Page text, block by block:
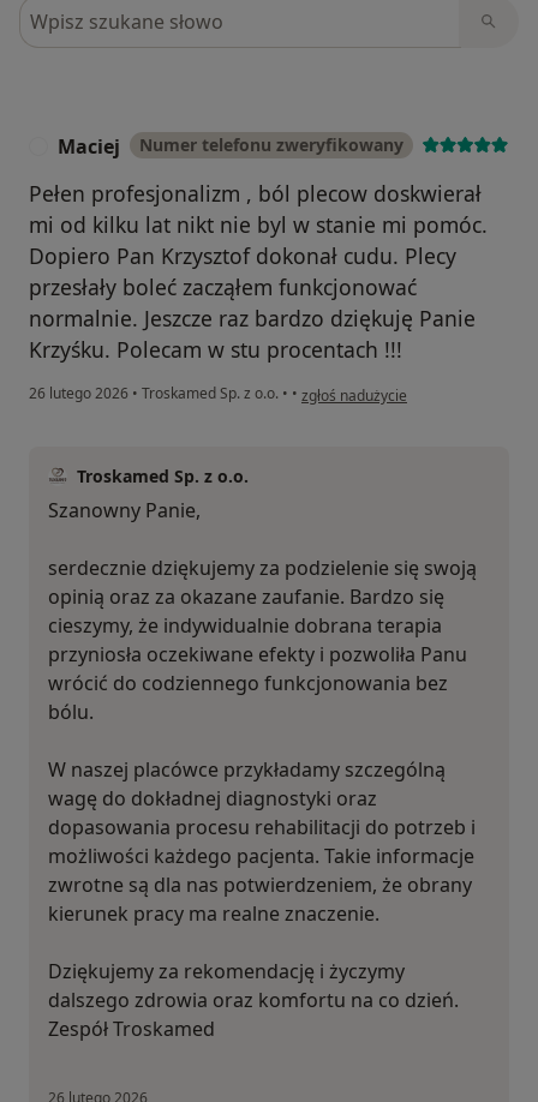
Szukaj w opiniach
Maciej Numer telefonu zweryfikowany
Pełen profesjonalizm , ból plecow doskwierał
mi od kilku lat nikt nie byl w stanie mi pomóc.
Dopiero Pan Krzysztof dokonał cudu. Plecy
przesłały boleć zacząłem funkcjonować
normalnie. Jeszcze raz bardzo dziękuję Panie
Krzyśku. Polecam w stu procentach !!!
26 lutego 2026 • Troskamed Sp. z o.o. • • w opinii użytkownika Maciej
zgłoś nadużycie
Troskamed Sp. z o.o.
Szanowny Panie,
serdecznie dziękujemy za podzielenie się swoją
opinią oraz za okazane zaufanie. Bardzo się
cieszymy, że indywidualnie dobrana terapia
przyniosła oczekiwane efekty i pozwoliła Panu
wrócić do codziennego funkcjonowania bez
bólu.
W naszej placówce przykładamy szczególną
wagę do dokładnej diagnostyki oraz
dopasowania procesu rehabilitacji do potrzeb i
możliwości każdego pacjenta. Takie informacje
zwrotne są dla nas potwierdzeniem, że obrany
kierunek pracy ma realne znaczenie.
Dziękujemy za rekomendację i życzymy
dalszego zdrowia oraz komfortu na co dzień.
Zespół Troskamed